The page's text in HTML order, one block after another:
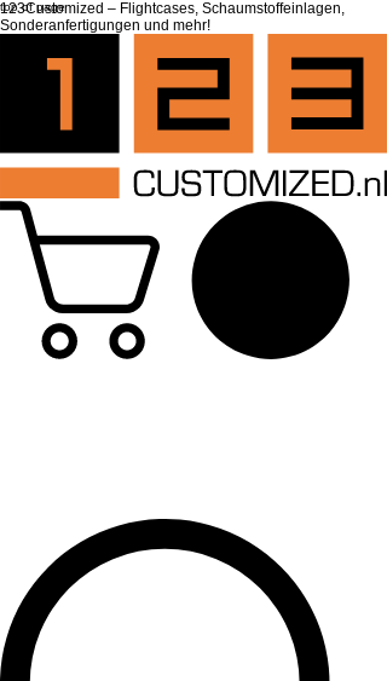
top of page
123Customized – Flightcases, Schaumstoffeinlagen,
Sonderanfertigungen und mehr!